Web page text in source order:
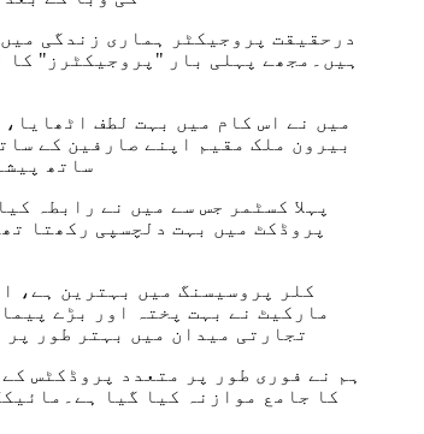
درحقیقت پروجیکٹر ہماری زندگی
ہیں۔مجھے پہلی بار "پروجیکٹرز"
میں نے اس کام میں بہت لطف
بیرون ملک مقیم اپنے صارفین کے
ساتھ
پہلا کسٹمر جس سے میں نے رابطہ
مارکیٹ نے بہت پختہ اور بڑے
تجارتی میدان میں بہتر طور
ہم نے فوری طور پر متعدد پروڈکٹس
کا جامع موازنہ کیا گیا